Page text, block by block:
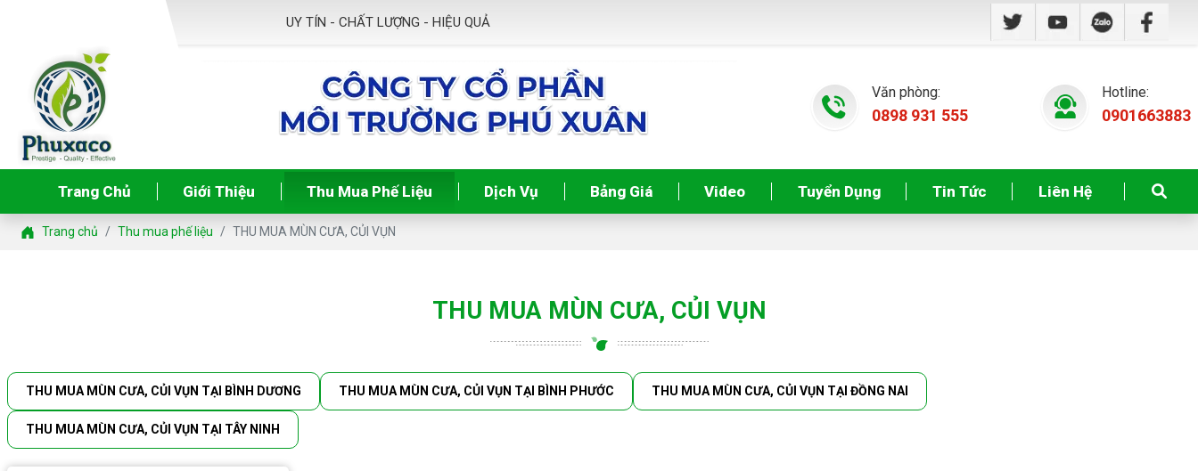
UY TÍN - CHẤT LƯỢNG - HIỆU QUẢ
Văn phòng:
0898 931 555
Hotline:
0901663883
Trang Chủ Giới Thiệu Thu Mua Phế Liệu Dịch Vụ Bảng Giá Video Tuyển Dụng Tin Tức Liên Hệ
Trang chủ Thu mua phế liệu THU MUA MÙN CƯA, CỦI VỤN
THU MUA MÙN CƯA, CỦI VỤN
THU MUA MÙN CƯA, CỦI VỤN TẠI BÌNH DƯƠNG THU MUA MÙN CƯA, CỦI VỤN TẠI BÌNH PHƯỚC THU MUA MÙN CƯA, CỦI VỤN TẠI ĐỒNG NAI
THU MUA MÙN CƯA, CỦI VỤN TẠI TÂY NINH